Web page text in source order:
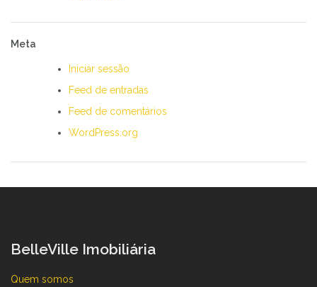
Meta
Iniciar sessão
Feed de entradas
Feed de comentários
WordPress.org
BelleVille Imobiliária
Quem somos